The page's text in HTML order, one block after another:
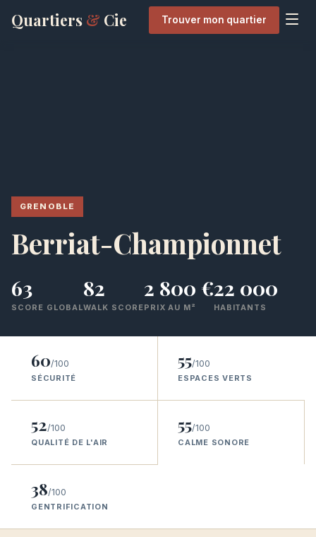
Quartiers & Cie Trouver mon quartier
GRENOBLE
Berriat-Championnet
63
SCORE GLOBAL
82
WALK SCORE
2 800 €
PRIX AU M²
22 000
HABITANTS
60/100
SÉCURITÉ
55/100
ESPACES VERTS
52/100
QUALITÉ DE L'AIR
55/100
CALME SONORE
38/100
GENTRIFICATION